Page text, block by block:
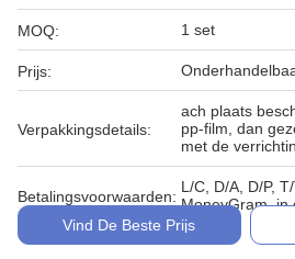
MOQ: 1 set
Prijs:
Verpakkingsdetails:
ach plaats
pp-film, dan
met de
Betalingsvoorwaarden:
L/C, D/A, D/P,
MoneyGram, in
Vind De Beste Prijs